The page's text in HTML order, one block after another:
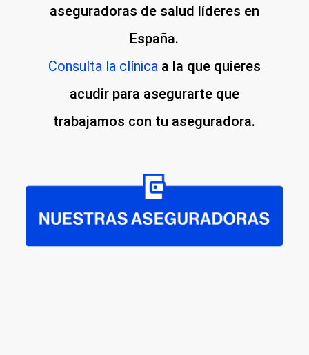
aseguradoras de salud líderes en
España.
Consulta la clínicaa la que quieres
acudir para asegurarte que
trabajamos con tu aseguradora.